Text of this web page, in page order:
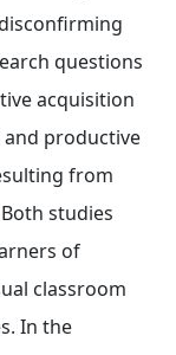
questions
acquisition
productive
from
studies
of
classroom
In the